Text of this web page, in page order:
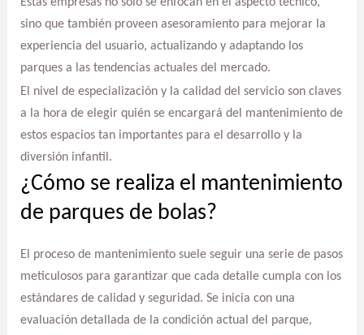
sino que también proveen asesoramiento para mejorar la
experiencia del usuario, actualizando y adaptando los
parques a las tendencias actuales del mercado.
El nivel de especialización y la calidad del servicio son claves
a la hora de elegir quién se encargará del mantenimiento de
estos espacios tan importantes para el desarrollo y la
diversión infantil.
¿Cómo se realiza el mantenimiento
de parques de bolas?
El proceso de mantenimiento suele seguir una serie de pasos
meticulosos para garantizar que cada detalle cumpla con los
estándares de calidad y seguridad. Se inicia con una
evaluación detallada de la condición actual del parque,